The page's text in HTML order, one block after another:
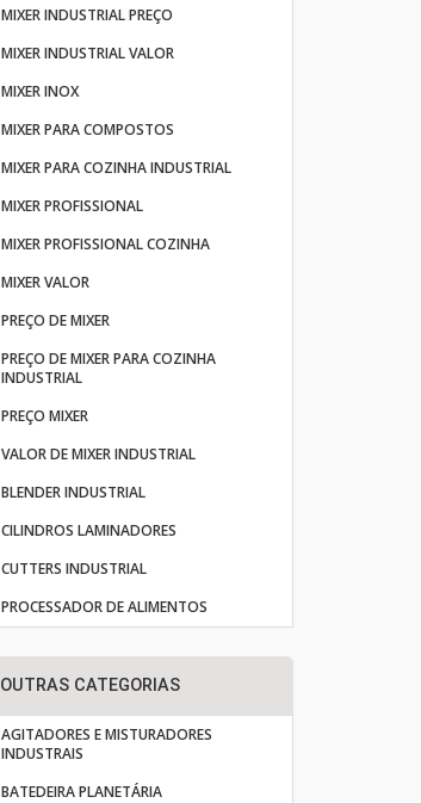
MIXER INDUSTRIAL PREÇO
MIXER INDUSTRIAL VALOR
MIXER INOX
MIXER PARA COMPOSTOS
MIXER PARA COZINHA INDUSTRIAL
MIXER PROFISSIONAL
MIXER PROFISSIONAL COZINHA
MIXER VALOR
PREÇO DE MIXER
PREÇO DE MIXER PARA COZINHA
INDUSTRIAL
PREÇO MIXER
VALOR DE MIXER INDUSTRIAL
BLENDER INDUSTRIAL
CILINDROS LAMINADORES
CUTTERS INDUSTRIAL
PROCESSADOR DE ALIMENTOS
OUTRAS CATEGORIAS
AGITADORES E MISTURADORES
INDUSTRAIS
BATEDEIRA PLANETÁRIA